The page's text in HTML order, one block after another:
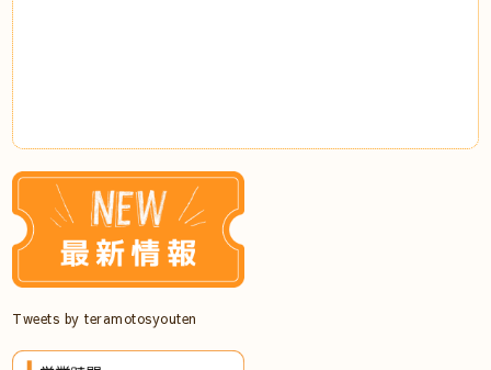
Tweets by teramotosyouten